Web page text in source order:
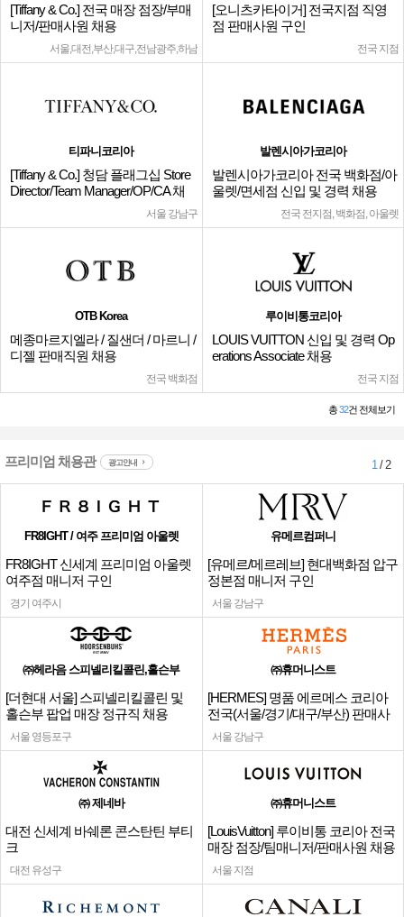
[Tiffany & Co.] 전국 매장 점장/부매
니저/판매사원 채용
서울,대전,부산,대구,전남광주,하남
[오니츠카타이거] 전국지점 직영
점 판매사원 구인
전국 지점
티파니코리아
[Tiffany & Co.] 청담 플래그십 Store
Director/Team Manager/OP/CA 채
서울 강남구
발렌시아가코리아
발렌시아가코리아 전국 백화점/아
울렛/면세점 신입 및 경력 채용
전국 전지점, 백화점, 아울렛
OTB Korea
메종마르지엘라 / 질샌더 / 마르니 /
디젤 판매직원 채용
전국 백화점
루이비통코리아
LOUIS VUITTON 신입 및 경력 Op
erations Associate 채용
전국 지점
총32건 전체보기
프리미엄 채용관 광고안내 1/ 2
FR8IGHT / 여주 프리미엄 아울렛
FR8IGHT 신세계 프리미엄 아울렛
여주점 매니저 구인
경기 여주시
유메르컴퍼니
[유메르/메르레브] 현대백화점 압구
정본점 매니저 구인
서울 강남구
㈜헤라음 스피넬리킬콜린,홀슨부
[더현대 서울] 스피넬리킬콜린 및
홀슨부 팝업 매장 정규직 채용
서울 영등포구
㈜휴머니스트
[HERMES] 명품 에르메스 코리아
전국(서울/경기/대구/부산) 판매사
원
서울 강남구
㈜ 제네바
대전 신세계 바쉐론 콘스탄틴 부티
크
대전 유성구
㈜휴머니스트
[LouisVuitton] 루이비통 코리아 전국
매장 점장/팀매니저/판매사원 채용
서울 지점